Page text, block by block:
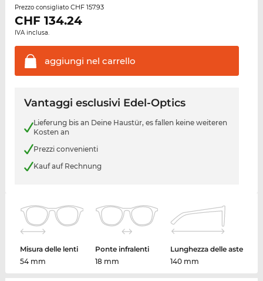
Prezzo consigliato CHF 157.93
CHF 134.24
IVA inclusa.
aggiungi nel carrello
Vantaggi esclusivi Edel-Optics
Lieferung bis an Deine Haustür, es fallen keine weiteren
Kosten an
Prezzi convenienti
Kauf auf Rechnung
Misura delle lenti
54 mm
Ponte infralenti
18 mm
Lunghezza delle aste
140 mm